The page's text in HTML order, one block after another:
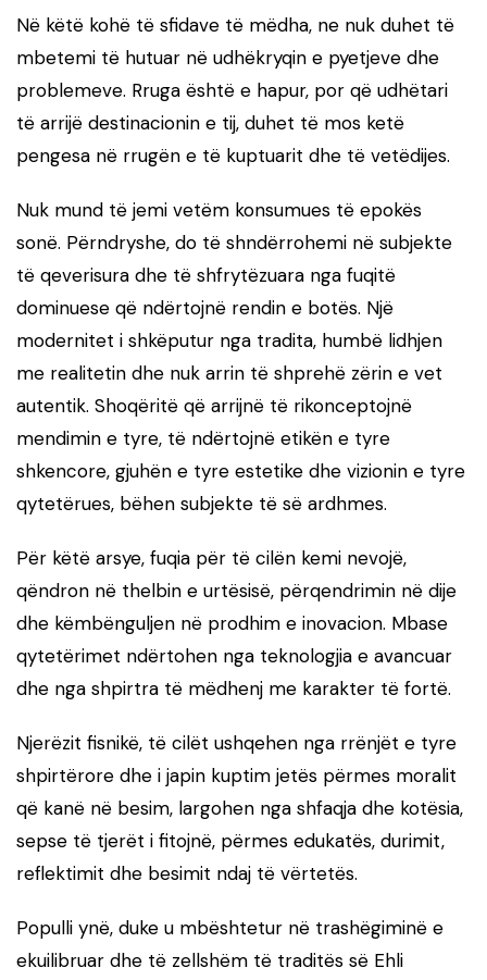
Në këtë kohë të sfidave të mëdha, ne nuk duhet të
mbetemi të hutuar në udhëkryqin e pyetjeve dhe
problemeve. Rruga është e hapur, por që udhëtari
të arrijë destinacionin e tij, duhet të mos ketë
pengesa në rrugën e të kuptuarit dhe të vetëdijes.
Nuk mund të jemi vetëm konsumues të epokës
sonë. Përndryshe, do të shndërrohemi në subjekte
të qeverisura dhe të shfrytëzuara nga fuqitë
dominuese që ndërtojnë rendin e botës. Një
modernitet i shkëputur nga tradita, humbë lidhjen
me realitetin dhe nuk arrin të shprehë zërin e vet
autentik. Shoqëritë që arrijnë të rikonceptojnë
mendimin e tyre, të ndërtojnë etikën e tyre
shkencore, gjuhën e tyre estetike dhe vizionin e tyre
qytetërues, bëhen subjekte të së ardhmes.
Për këtë arsye, fuqia për të cilën kemi nevojë,
qëndron në thelbin e urtësisë, përqendrimin në dije
dhe këmbënguljen në prodhim e inovacion. Mbase
qytetërimet ndërtohen nga teknologjia e avancuar
dhe nga shpirtra të mëdhenj me karakter të fortë.
Njerëzit fisnikë, të cilët ushqehen nga rrënjët e tyre
shpirtërore dhe i japin kuptim jetës përmes moralit
që kanë në besim, largohen nga shfaqja dhe kotësia,
sepse të tjerët i fitojnë, përmes edukatës, durimit,
reflektimit dhe besimit ndaj të vërtetës.
Populli ynë, duke u mbështetur në trashëgiminë e
ekuilibruar dhe të zellshëm të traditës së Ehli